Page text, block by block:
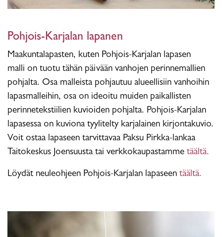
Pohjois-Karjalan lapanen
Maakuntalapasten, kuten Pohjois-Karjalan lapasen
malli on tuotu tähän päivään vanhojen perinnemallien
pohjalta. Osa malleista pohjautuu alueellisiin vanhoihin
lapasmalleihin, osa on ideoitu muiden paikallisten
perinnetekstiilien kuvioiden pohjalta. Pohjois-Karjalan
lapasessa on kuviona tyylitelty karjalainen kirjontakuvio.
Voit ostaa lapaseen tarvittavaa Paksu Pirkka-lankaa
Taitokeskus Joensuusta tai verkkokaupastamme täältä.
Löydät neuleohjeen Pohjois-Karjalan lapaseen täältä.